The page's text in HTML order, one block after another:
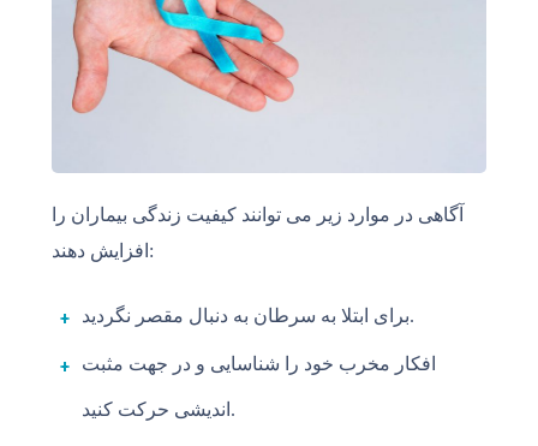
آگاهی در موارد زیر می توانند کیفیت زندگی بیماران را
افزایش دهند:
برای ابتلا به سرطان به دنبال مقصر نگردید.
افکار مخرب خود را شناسایی و در جهت مثبت
اندیشی حرکت کنید.